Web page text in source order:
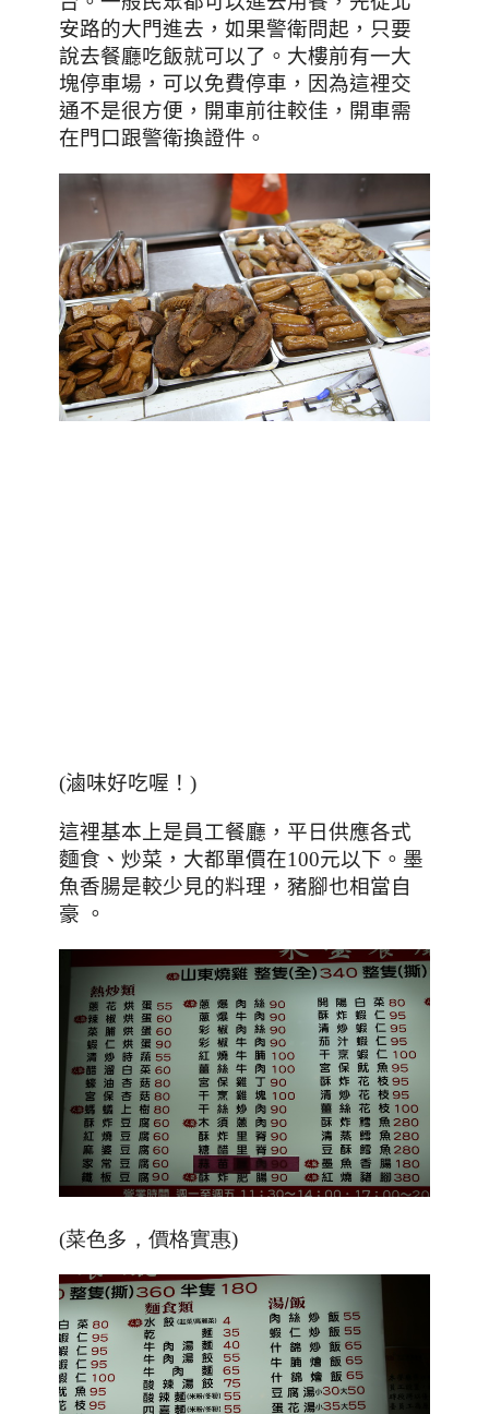
安路的大門進去，如果警衛問起，只要
說去餐廳吃飯就可以了。大樓前有一大
塊停車場，可以免費停車，因為這裡交
通不是很方便，開車前往較佳，開車需
在門口跟警衛換證件。
(滷味好吃喔！)
這裡基本上是員工餐廳，平日供應各式
麵食、炒菜，大都單價在100元以下 。墨
魚香腸是較少見的料理，豬腳也相當自
豪 。
(菜色多，價格實惠)